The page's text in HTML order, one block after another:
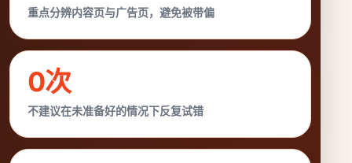
重点分辨内容页与广告页，避免被带偏
0次
不建议在未准备好的情况下反复试错